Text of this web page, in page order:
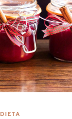
DIETA